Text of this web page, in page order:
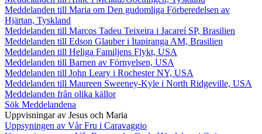
Meddelanden till Maria om Den gudomliga Förberedelsen av
Hjärtan, Tyskland
Meddelanden till Marcos Tadeu Teixeira i Jacareí SP, Brasilien
Meddelanden till Edson Glauber i Itapiranga AM, Brasilien
Meddelanden till Heliga Familjens Flykt, USA
Meddelanden till Barnen av Förnyelsen, USA
Meddelanden till John Leary i Rochester NY, USA
Meddelanden till Maureen Sweeney-Kyle i North Ridgeville, USA
Meddelanden från olika källor
Sök Meddelandena
Uppvisningar av Jesus och Maria
Uppsyningen av Vår Fru i Caravaggio